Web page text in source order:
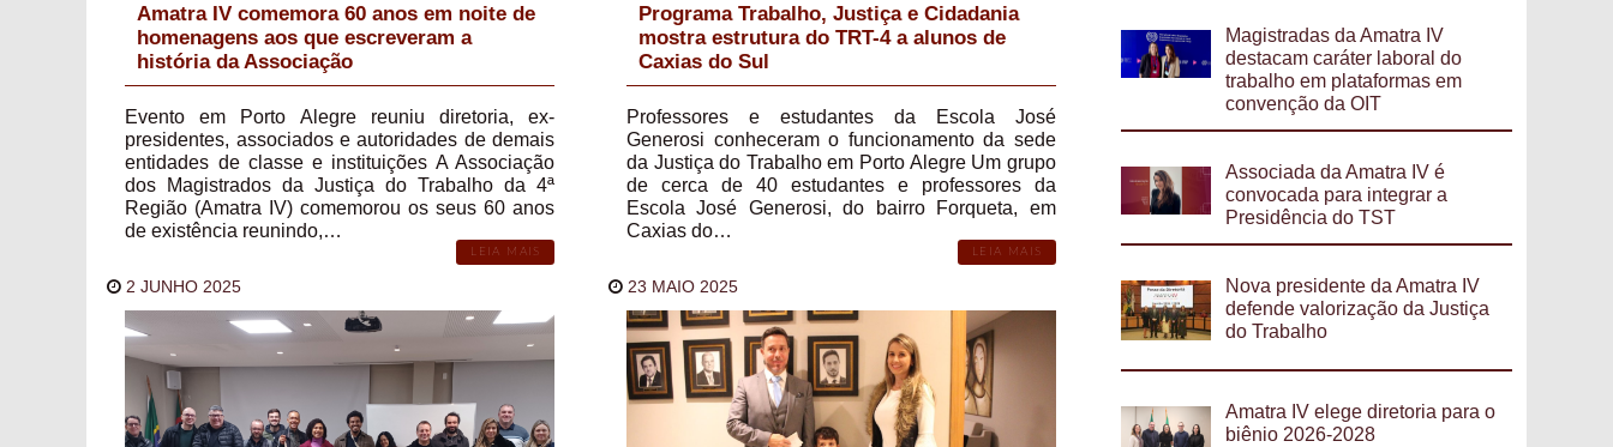
Amatra IV comemora 60 anos em noite de
homenagens aos que escreveram a
história da Associação
Evento em Porto Alegre reuniu diretoria, ex-
presidentes, associados e autoridades de demais
entidades de classe e instituições A Associação
dos Magistrados da Justiça do Trabalho da 4ª
Região (Amatra IV) comemorou os seus 60 anos
de existência reunindo,…
LEIA MAIS
Programa Trabalho, Justiça e Cidadania
mostra estrutura do TRT-4 a alunos de
Caxias do Sul
Professores e estudantes da Escola José
Generosi conheceram o funcionamento da sede
da Justiça do Trabalho em Porto Alegre Um grupo
de cerca de 40 estudantes e professores da
Escola José Generosi, do bairro Forqueta, em
Caxias do…
LEIA MAIS
2 JUNHO 2025 23 MAIO 2025
Magistradas da Amatra IV
destacam caráter laboral do
trabalho em plataformas em
convenção da OIT
Associada da Amatra IV é
convocada para integrar a
Presidência do TST
Nova presidente da Amatra IV
defende valorização da Justiça
do Trabalho
Amatra IV elege diretoria para o
biênio 2026-2028